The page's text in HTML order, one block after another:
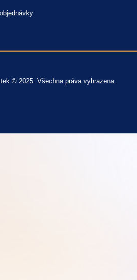
© 2025. Všechna práva vyhrazena.